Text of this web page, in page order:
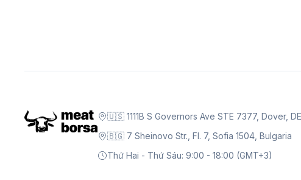
🇺🇸 1111B S Governors Ave STE 7377, Dover,
🇧🇬 7 Sheinovo Str., Fl. 7, Sofia 1504, Bulgaria
Thứ Hai - Thứ Sáu: 9:00 - 18:00 (GMT+3)